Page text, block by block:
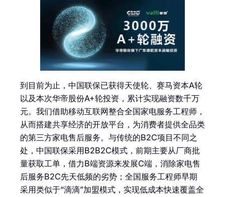
到目前为止，中国联保已获得天使轮、赛马资本A轮
以及本次华帝股份A+轮投资，累计实现融资数千万
元。我们借助移动互联网整合全国家电服务工程师，
从而搭建共享经济的开放平台，为消费者提供全品类
的第三方家电售后服务。与传统的B2C项目不同之
处，中国联保采用B2B2C模式，前期主要从厂商批
量获取工单，借力B端资源来发展C端，消除家电售
后服务B2C先天低频的劣势；全国服务工程师早期
采用类似于“滴滴”加盟模式，实现低成本快速覆盖全